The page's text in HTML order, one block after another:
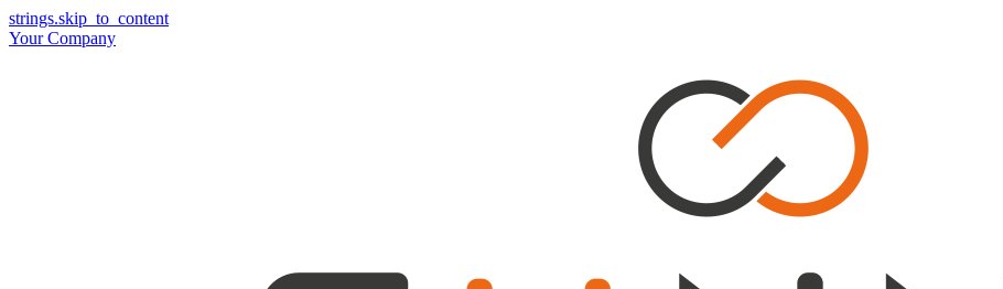
strings.skip_to_content
Your Company